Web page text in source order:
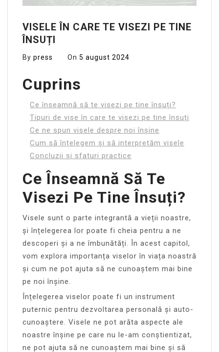
VISELE ÎN CARE TE VISEZI PE TINE
ÎNSUȚI
By press On 5 august 2024
Cuprins
Ce înseamnă să te visezi pe tine însuți?
Tipuri de vise în care te visezi pe tine însuți
Ce ne spun visele despre noi înșine
Cum să înțelegem și să interpretăm visele
Concluzii și sfaturi practice
Ce Înseamnă Să Te
Visezi Pe Tine Însuți?
Visele sunt o parte integrantă a vieții noastre,
și înțelegerea lor poate fi cheia pentru a ne
descoperi și a ne îmbunătăți. În acest capitol,
vom explora importanța viselor în viața noastră
și cum ne pot ajuta să ne cunoaștem mai bine
pe noi înșine.
Înțelegerea viselor poate fi un instrument
puternic pentru dezvoltarea personală și auto-
cunoaștere. Visele ne pot arăta aspecte ale
noastre înșine pe care nu le-am conștientizat,
ne pot ajuta să ne cunoaștem mai bine și să